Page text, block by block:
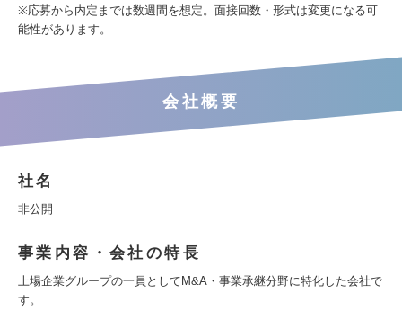
※応募から内定までは数週間を想定。面接回数・形式は変更になる可
能性があります。
会社概要
社名
非公開
事業内容・会社の特長
上場企業グループの一員としてM&A・事業承継分野に特化した会社で
す。